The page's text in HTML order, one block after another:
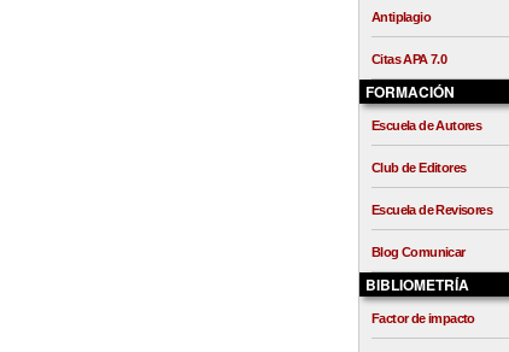
Antiplagio
Citas APA 7.0
FORMACIÓN
Escuela de Autores
Club de Editores
Escuela de Revisores
Blog Comunicar
BIBLIOMETRÍA
Factor de impacto